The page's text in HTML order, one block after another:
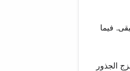
فيما
الجذور